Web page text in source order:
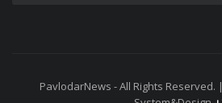
PavlodarNews - All Rights Reserved. |